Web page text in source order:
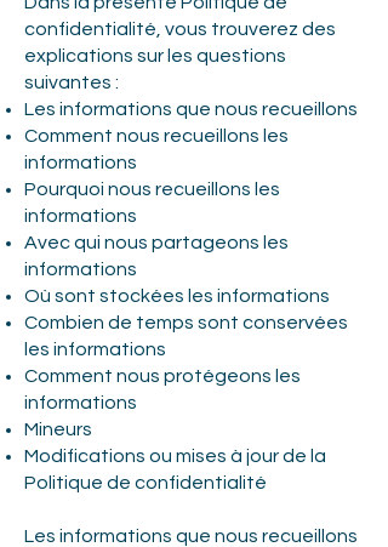
confidentialité, vous trouverez des
explications sur les questions
suivantes :
Les informations que nous recueillons
Comment nous recueillons les
informations
Pourquoi nous recueillons les
informations
Avec qui nous partageons les
informations
Où sont stockées les informations
Combien de temps sont conservées
les informations
Comment nous protégeons les
informations
Mineurs
Modifications ou mises à jour de la
Politique de confidentialité
Les informations que nous recueillons